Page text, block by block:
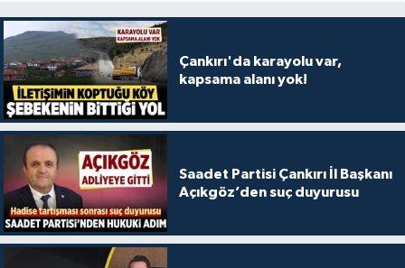
Çankırı'da karayolu var,
kapsama alanı yok!
Saadet Partisi Çankırı İl Başkanı
Açıkgöz’den suç duyurusu